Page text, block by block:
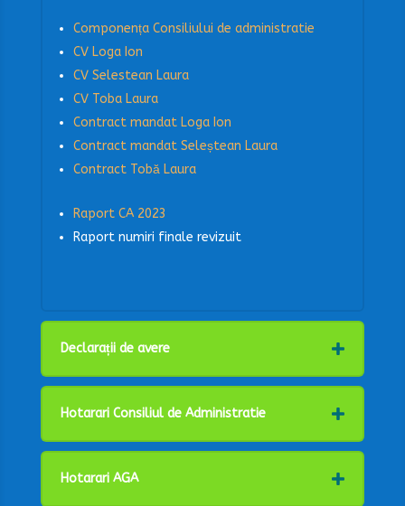
Componența Consiliului de administratie
CV Loga Ion
CV Selestean Laura
CV Toba Laura
Contract mandat Loga Ion
Contract mandat Seleștean Laura
Contract Tobă Laura
Raport CA 2023
Raport numiri finale revizuit
Declarații de avere
Hotarari Consiliul de Administratie
Hotarari AGA